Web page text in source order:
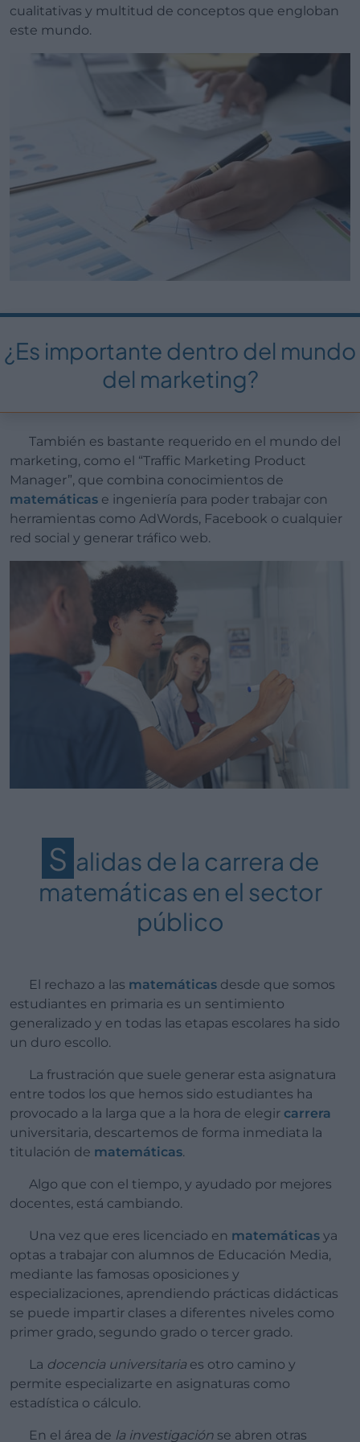
cualitativas y multitud de conceptos que engloban
este mundo.
¿Es importante dentro del mundo
del marketing?
También es bastante requerido en el mundo del
marketing, como el “Traffic Marketing Product
Manager”, que combina conocimientos de
matemáticas e ingeniería para poder trabajar con
herramientas como AdWords, Facebook o cualquier
red social y generar tráfico web.
S alidas de la carrera de
matemáticas en el sector
público
El rechazo a las matemáticas desde que somos
estudiantes en primaria es un sentimiento
generalizado y en todas las etapas escolares ha sido
un duro escollo.
La frustración que suele generar esta asignatura
entre todos los que hemos sido estudiantes ha
provocado a la larga que a la hora de elegir carrera
universitaria, descartemos de forma inmediata la
titulación de matemáticas.
Algo que con el tiempo, y ayudado por mejores
docentes, está cambiando.
Una vez que eres licenciado en matemáticas ya
optas a trabajar con alumnos de Educación Media,
mediante las famosas oposiciones y
especializaciones, aprendiendo prácticas didácticas
se puede impartir clases a diferentes niveles como
primer grado, segundo grado o tercer grado.
La docencia universitaria es otro camino y
permite especializarte en asignaturas como
estadística o cálculo.
En el área de la investigación se abren otras